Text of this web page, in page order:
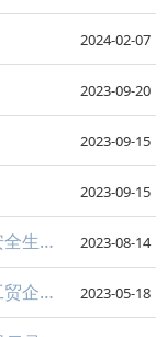
2024-02-07
2023-09-20
2023-09-15
2023-09-15
2023-08-14
中华人民共和国应急管理部令第11号《安全生产严重失信主体名单管理办法》
2023-05-18
中华人民共和国应急管理部令第10号《工贸企业重大事故隐患判定标准》